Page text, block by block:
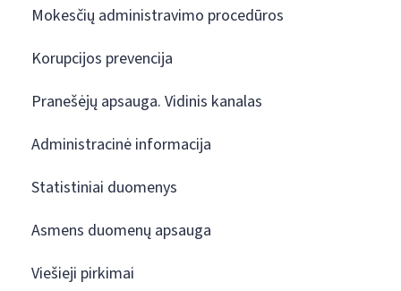
Mokesčių administravimo procedūros
Korupcijos prevencija
Pranešėjų apsauga. Vidinis kanalas
Administracinė informacija
Statistiniai duomenys
Asmens duomenų apsauga
Viešieji pirkimai